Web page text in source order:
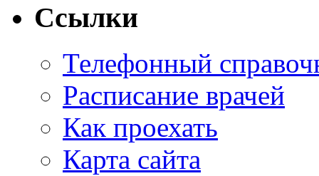
Ссылки
Телефонный
Расписание врачей
Как проехать
Карта сайта